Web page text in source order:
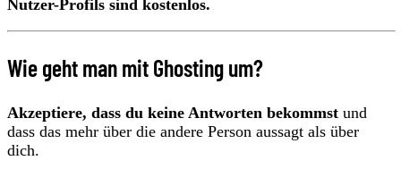
Nutzer-Profils sind kostenlos.
Wie geht man mit Ghosting um?
Akzeptiere, dass du keine Antworten bekommst und
dass das mehr über die andere Person aussagt als über
dich.